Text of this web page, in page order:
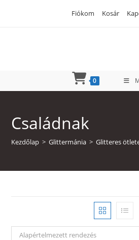
Fiókom Kosár
0
Családnak
Kezdőlap > Glittermánia > Glitteres
Alapértelmezett rendezés